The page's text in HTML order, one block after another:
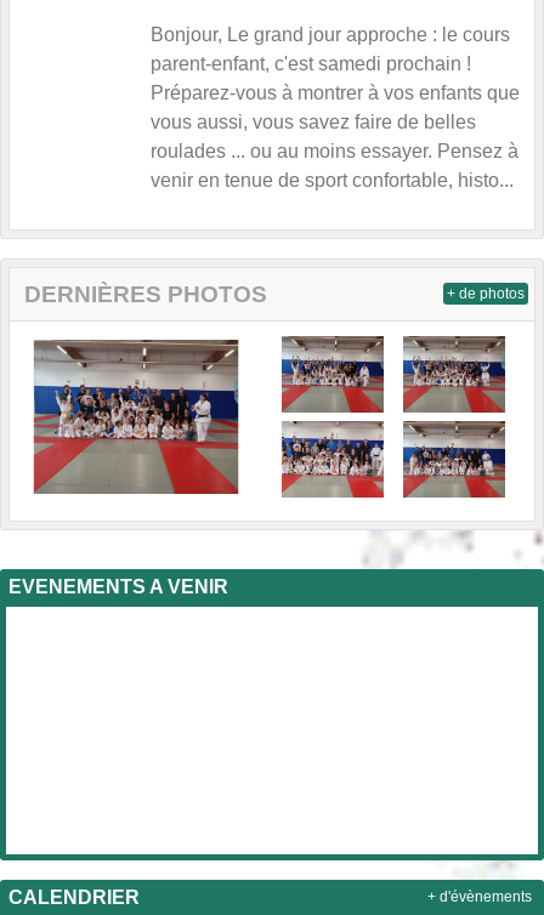
Bonjour, Le grand jour approche : le cours
parent-enfant, c'est samedi prochain !
Préparez-vous à montrer à vos enfants que
vous aussi, vous savez faire de belles
roulades ... ou au moins essayer. Pensez à
venir en tenue de sport confortable, histo...
DERNIÈRES PHOTOS + de photos
EVENEMENTS A VENIR
CALENDRIER + d'évènements